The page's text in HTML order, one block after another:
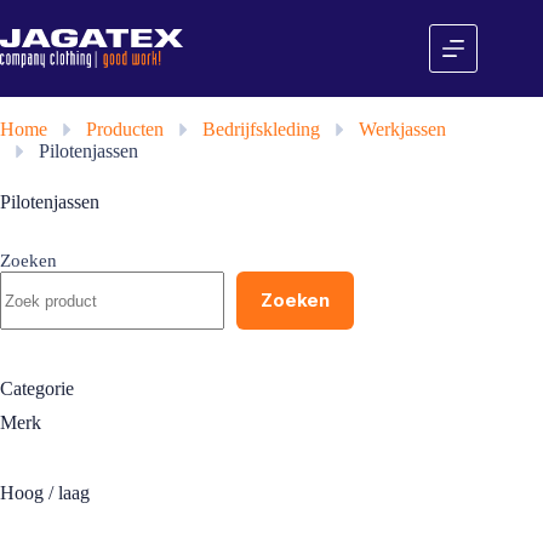
naar
de
inhoud
Home » Producten » Bedrijfskleding »
Werkjassen
»
Pilotenjassen
Pilotenjassen
Zoeken
Zoeken
Categorie
Merk
Hoog / laag